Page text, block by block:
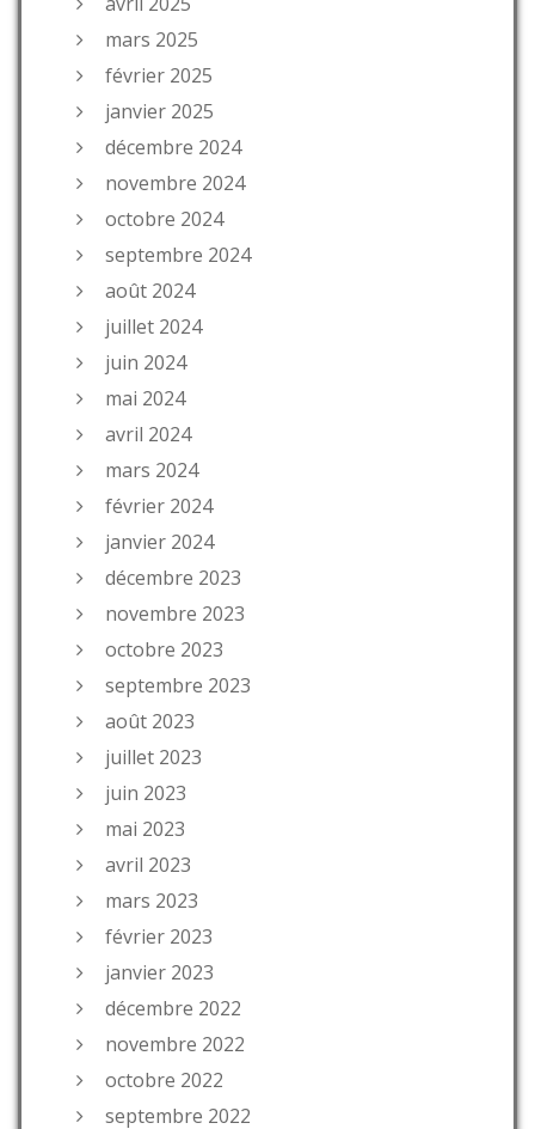
mars 2025
février 2025
janvier 2025
décembre 2024
novembre 2024
octobre 2024
septembre 2024
août 2024
juillet 2024
juin 2024
mai 2024
avril 2024
mars 2024
février 2024
janvier 2024
décembre 2023
novembre 2023
octobre 2023
septembre 2023
août 2023
juillet 2023
juin 2023
mai 2023
avril 2023
mars 2023
février 2023
janvier 2023
décembre 2022
novembre 2022
octobre 2022
septembre 2022